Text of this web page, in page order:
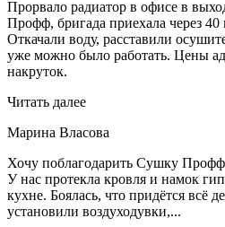
Прорвало радиатор в офисе в
Профф, бригада приехала через
Откачали воду, расставили
уже можно было работать. Цены
накруток.
Читать далее
Марина Власова
Хочу поблагодарить Сушку
У нас протекла кровля и намок
кухне. Боялась, что придётся всё
установили воздуходувки,...